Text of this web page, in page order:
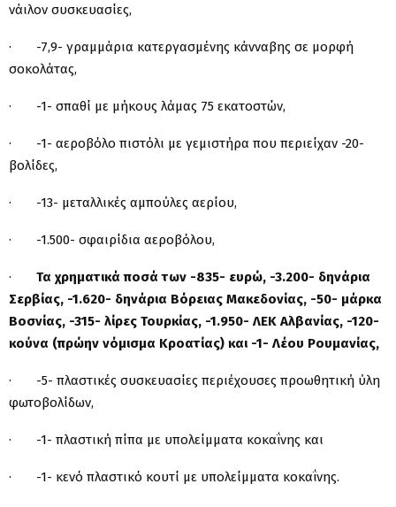
νάιλον συσκευασίες,
· -7,9- γραμμάρια κατεργασμένης κάνναβης σε μορφή
σοκολάτας,
· -1- σπαθί με μήκους λάμας 75 εκατοστών,
· -1- αεροβόλο πιστόλι με γεμιστήρα που περιείχαν -20-
βολίδες,
· -13- μεταλλικές αμπούλες αερίου,
· -1.500- σφαιρίδια αεροβόλου,
· Τα χρηματικά ποσά των -835- ευρώ, -3.200- δηνάρια
Σερβίας, -1.620- δηνάρια Βόρειας Μακεδονίας, -50- μάρκα
Βοσνίας, -315- λίρες Τουρκίας, -1.950- ΛΕΚ Αλβανίας, -120-
κούνα (πρώην νόμισμα Κροατίας) και -1- Λέου Ρουμανίας,
· -5- πλαστικές συσκευασίες περιέχουσες προωθητική ύλη
φωτοβολίδων,
· -1- πλαστική πίπα με υπολείμματα κοκαΐνης και
· -1- κενό πλαστικό κουτί με υπολείμματα κοκαΐνης.